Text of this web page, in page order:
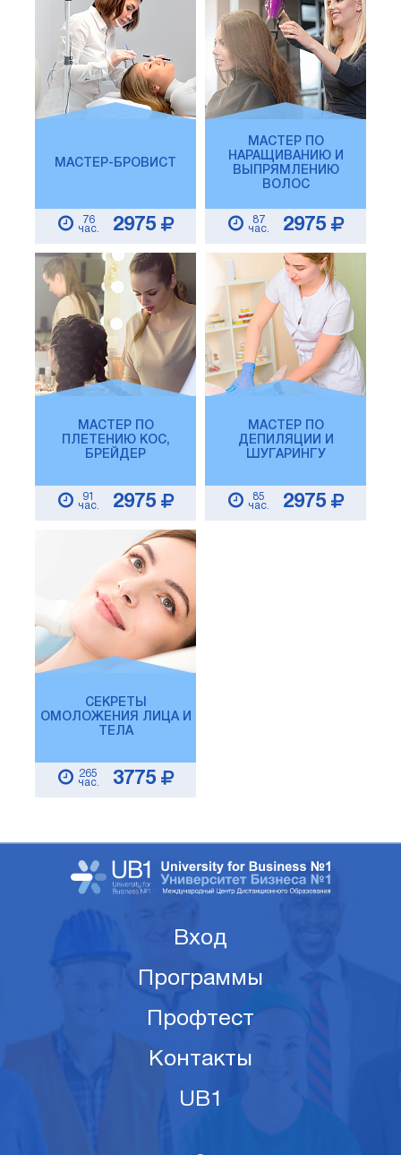
МАСТЕР-БРОВИСТ
76
час.
2975
МАСТЕР ПО
НАРАЩИВАНИЮ И
ВЫПРЯМЛЕНИЮ
ВОЛОС
87
час.
2975
МАСТЕР ПО
ПЛЕТЕНИЮ КОС,
БРЕЙДЕР
91
час.
2975
МАСТЕР ПО
ДЕПИЛЯЦИИ И
ШУГАРИНГУ
85
час.
2975
СЕКРЕТЫ
ОМОЛОЖЕНИЯ ЛИЦА И
ТЕЛА
265
час.
3775
Вход
Программы
Профтест
Контакты
UB1